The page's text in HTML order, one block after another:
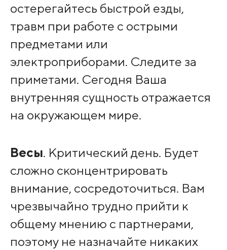
остерегайтесь быстрой езды,
травм при работе с острыми
предметами или
электроприборами. Следите за
приметами. Сегодня Ваша
внутренняя сущность отражается
на окружающем мире.
Весы. Критический день. Будет
сложно сконцентрировать
внимание, сосредоточиться. Вам
чрезвычайно трудно прийти к
общему мнению с партнерами,
поэтому не назначайте никаких